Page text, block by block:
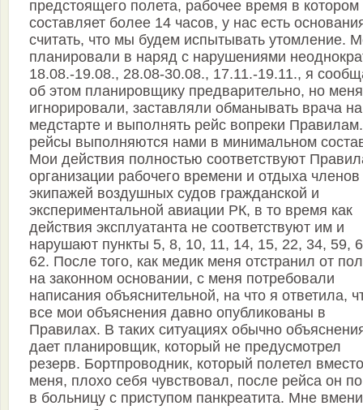
предстоящего полета, рабочее время в котором
составляет более 14 часов, у нас есть
считать, что мы будем испытывать утомление.
планировали в наряд с нарушениями
18.08.-19.08., 28.08-30.08., 17.11.-19.11., я
об этом планировщику предварительно, но меня
игнорировали, заставляли обманывать врача на
медстарте и выполнять рейс вопреки
рейсы выполняются нами в минимальном
Мои действия полностью соответствуют
организации рабочего времени и отдыха членов
экипажей воздушных судов гражданской и
экспериментальной авиации РК, в то время как
действия эксплуатанта не соответствуют им и
нарушают пункты 5, 8, 10, 11, 14, 15, 22, 34, 59,
62. После того, как медик меня отстранил от
на законном основании, с меня потребовали
написания объяснительной, на что я ответила,
все мои объяснения давно опубликованы в
Правилах. В таких ситуациях обычно
дает планировщик, который не предусмотрел
резерв. Бортпроводник, который полетел вместо
меня, плохо себя чувствовал, после рейса он
в больницу с приступом панкреатита. Мне